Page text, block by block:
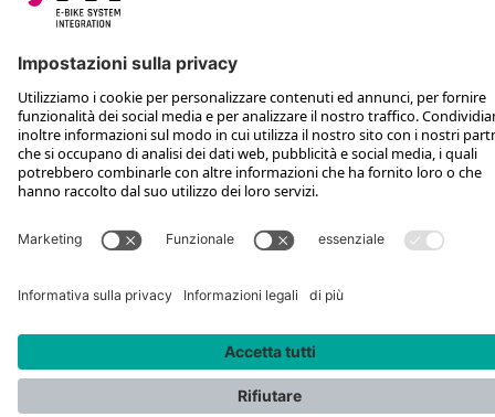
SEGUICI SU
*Prezzo al dettaglio consigliato IVA inclusa più spese di spedizione e TSA